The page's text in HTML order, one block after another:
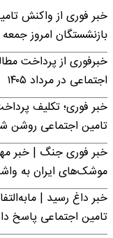
خبر فوری از واکنش
بازنشستگان امروز جمعه ۱۶ مرداد ۱۴۰۵
خبرفوری از پرداخت
اجتماعی در مرداد ۱۴۰۵
خبر فوری؛ تکلیف
تامین اجتماعی روشن
خبر فوری جنگ | خبر
موشک‌های ایران به
خبر داغ رسید |
تامین اجتماعی پاسخ